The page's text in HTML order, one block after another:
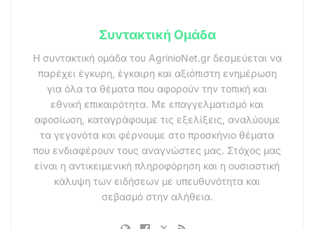
Συντακτική Ομάδα
Η συντακτική ομάδα του AgrinioNet.gr δεσμεύεται να
παρέχει έγκυρη, έγκαιρη και αξιόπιστη ενημέρωση
για όλα τα θέματα που αφορούν την τοπική και
εθνική επικαιρότητα. Με επαγγελματισμό και
αφοσίωση, καταγράφουμε τις εξελίξεις, αναλύουμε
τα γεγονότα και φέρνουμε στο προσκήνιο θέματα
που ενδιαφέρουν τους αναγνώστες μας. Στόχος μας
είναι η αντικειμενική πληροφόρηση και η ουσιαστική
κάλυψη των ειδήσεων με υπευθυνότητα και
σεβασμό στην αλήθεια.